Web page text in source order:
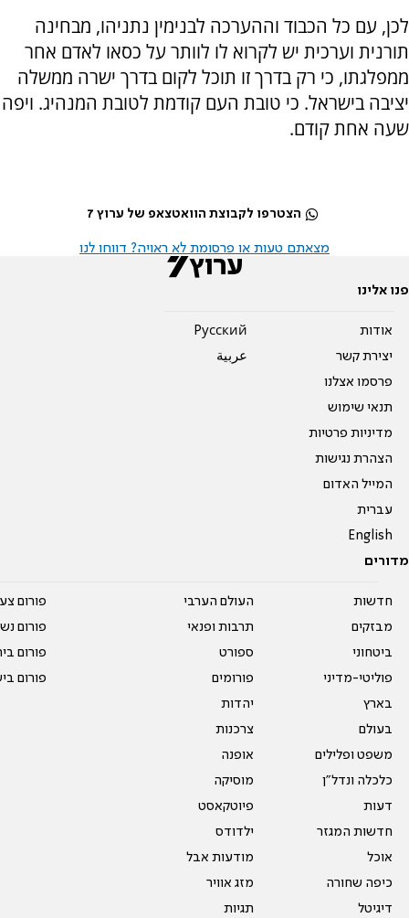
לכן, עם כל הכבוד וההערכה לבנימין נתניהו, מבחינה
תורנית וערכית יש לקרוא לו לוותר על כסאו לאדם אחר
ממפלגתו, כי רק בדרך זו תוכל לקום בדרך ישרה ממשלה
יציבה בישראל. כי טובת העם קודמת לטובת המנהיג. ויפה
שעה אחת קודם.
הצטרפו לקבוצת הוואטצאפ של ערוץ 7
מצאתם טעות או פרסומת לא ראויה? דווחו לנו
פנו אלינו
אודות
יצירת קשר
פרסמו אצלנו
תנאי שימוש
מדיניות פרטיות
הצהרת נגישות
המייל האדום
עברית
English
Pусский
عربية
מדורים
חדשות
מבזקים
ביטחוני
פוליטי-מדיני
בארץ
בעולם
משפט ופלילים
כלכלה ונדל"ן
דעות
חדשות המגזר
אוכל
כיפה שחורה
דיגיטל
העולם הערבי
תרבות ופנאי
ספורט
פורומים
יהדות
צרכנות
אופנה
מוסיקה
פיוטקאסט
ילדודס
מודעות אבל
מזג אוויר
תגיות
פורום
פורום
פורום
פורום